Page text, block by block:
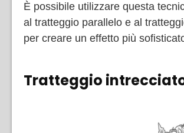
È possibile utilizzare questa
al tratteggio parallelo e al
per creare un effetto più
Tratteggio